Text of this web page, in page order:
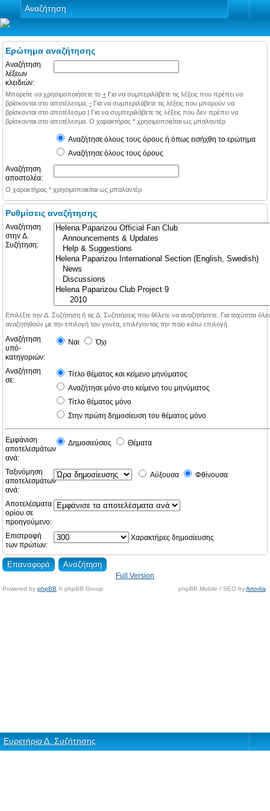
Αναζήτηση
Ερώτημα αναζήτησης
Αναζήτηση
λέξεων
κλειδιών:
Μπορείτε να χρησιμοποιήσετε το + Για να συμπεριλάβετε τις λέξεις που πρέπει να
βρίσκονται στο αποτέλεσμα, - Για να συμπεριλάβετε τις λέξεις που μπορούν να
βρίσκονται στο αποτέλεσμα | Για να συμπεριλάβετε τις λέξεις που δεν πρέπει να
βρίσκονται στο αποτέλεσμα. Ο χαρακτήρας * χρησιμοποιείται ως μπαλαντέρ
Αναζήτησε όλους τους όρους ή όπως εισήχθη το ερώτημα
Αναζήτησε όλους τους όρους
Αναζήτηση
αποστολέα:
Ο χαρακτήρας * χρησιμοποιείται ως μπαλαντέρ
Ρυθμίσεις αναζήτησης
Αναζήτηση
στην Δ.
Συζήτηση:
Επιλέξτε την Δ. Συζήτηση ή τις Δ. Συζητήσεις που θέλετε να αναζητήσετε. Για ταχύτητα
αναζητηθούν με την επιλογή του γονέα, επιλέγοντας την ποιο κάτω επιλογή.
Αναζήτηση
υπό-
κατηγοριών:
Ναι Όχι
Αναζήτηση
σε:
Τίτλο θέματος και κείμενο μηνύματος
Αναζήτησε μόνο στο κείμενο του μηνύματος
Τίτλο θέματος μόνο
Στην πρώτη δημοσίευση του θέματος μόνο
Εμφάνιση
αποτελεσμάτων
ανά:
Δημοσιεύσεις Θέματα
Ταξινόμηση
αποτελεσμάτων
ανά:
Αύξουσα Φθίνουσα
Αποτελέσματα
ορίου σε
προηγούμενο:
Επιστροφή
των πρώτων:
Χαρακτήρες δημοσίευσης
Full Version
Powered by phpBB © phpBB Group. phpBB Mobile / SEO byArtodia
Ευρετήριο Δ. Συζήτησης